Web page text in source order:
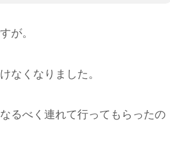
が。
なくなりました。
るべく連れて行ってもらったの